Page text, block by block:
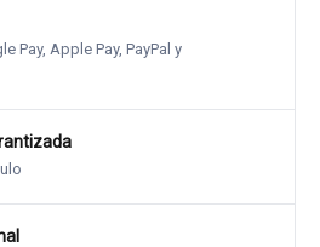
Pay, Apple Pay, PayPal y